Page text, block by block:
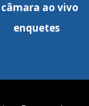
câmara ao vivo
enquetes